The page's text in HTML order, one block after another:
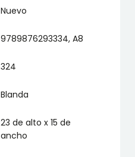
Nuevo
9789876293334, A8
324
Blanda
23 de alto x 15 de
ancho